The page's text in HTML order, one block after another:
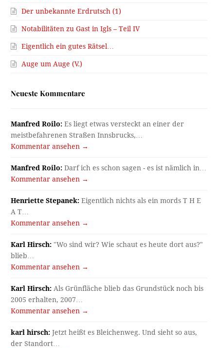
Der unbekannte Erdrutsch (1)
Notabilitäten zu Gast in Igls – Teil IV
Eigentlich ein gutes Rätsel…
Auge um Auge (V.)
Neueste Kommentare
Manfred Roilo: Es liegt etwas versteckt an einer der
meistbefahrenen Straßen Innsbrucks,…
Kommentar ansehen →
Manfred Roilo: Darf ich es schon sagen - es ist nämlich in…
Kommentar ansehen →
Henriette Stepanek: Eigentlich nichts als ein mords T H E
A T…
Kommentar ansehen →
Karl Hirsch: "Wo sind wir? Wie schaut es heute dort aus?"
blieb…
Kommentar ansehen →
Karl Hirsch: Als Grünfläche blieb das Grundstück noch bis
2005 erhalten, 2007…
Kommentar ansehen →
karl hirsch: Jetzt heißt es Bleichenweg. Und sieht so aus,
der Standort…